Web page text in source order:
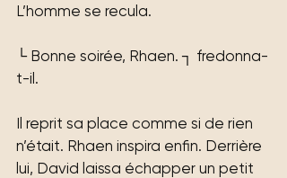
L’homme se recula.
└ Bonne soirée, Rhaen. ┐ fredonna-
t-il.
Il reprit sa place comme si de rien
n’était. Rhaen inspira enfin. Derrière
lui, David laissa échapper un petit